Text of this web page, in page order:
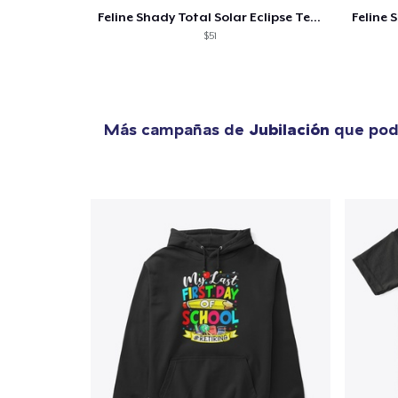
Feline Shady Total Solar Eclipse Texas
$51
Más campañas de Jubilación que